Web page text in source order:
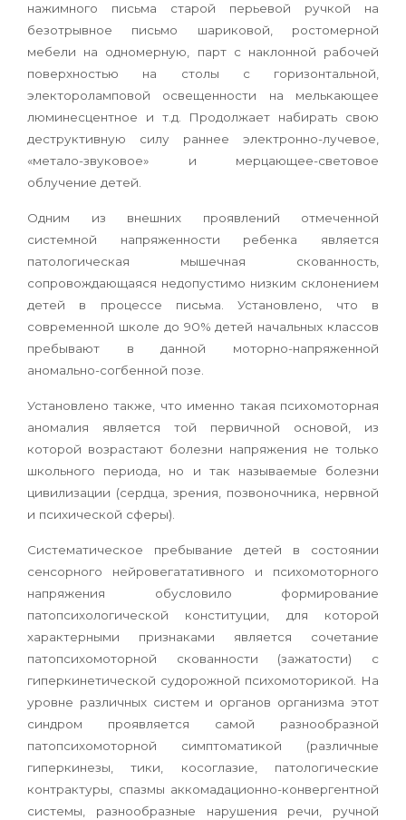
нажимного письма старой перьевой ручкой на
безотрывное письмо шариковой, ростомерной
мебели на одномерную, парт с наклонной рабочей
поверхностью на столы с горизонтальной,
электороламповой освещенности на мелькающее
люминесцентное и т.д. Продолжает набирать свою
деструктивную силу раннее электронно-лучевое,
«метало-звуковое» и мерцающее-световое
облучение детей.
Одним из внешних проявлений отмеченной
системной напряженности ребенка является
патологическая мышечная скованность,
сопровождающаяся недопустимо низким склонением
детей в процессе письма. Установлено, что в
современной школе до 90% детей начальных классов
пребывают в данной моторно-напряженной
аномально-согбенной позе.
Установлено также, что именно такая психомоторная
аномалия является той первичной основой, из
которой возрастают болезни напряжения не только
школьного периода, но и так называемые болезни
цивилизации (сердца, зрения, позвоночника, нервной
и психической сферы).
Систематическое пребывание детей в состоянии
сенсорного нейровегатативного и психомоторного
напряжения обусловило формирование
патопсихологической конституции, для которой
характерными признаками является сочетание
патопсихомоторной скованности (зажатости) с
гиперкинетической судорожной психомоторикой. На
уровне различных систем и органов организма этот
синдром проявляется самой разнообразной
патопсихомоторной симптоматикой (различные
гиперкинезы, тики, косоглазие, патологические
контрактуры, спазмы аккомадационно-конвергентной
системы, разнообразные нарушения речи, ручной